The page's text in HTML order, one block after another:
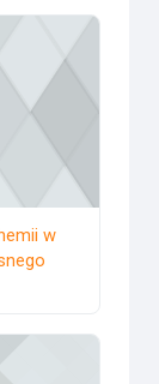
w szkole
w